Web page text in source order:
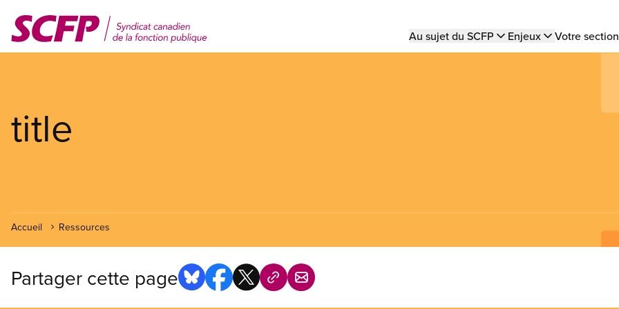
contenu
Main
Au sujet du SCFP Enjeux Votre
title
Accueil Ressources
Partager cette page